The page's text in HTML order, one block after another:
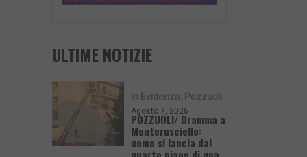
ULTIME NOTIZIE
In Evidenza Pozzuoli
Agosto 7, 2026
POZZUOLI/ Dramma a
Monterusciello:
uomo si lancia dal
quarto piano di una